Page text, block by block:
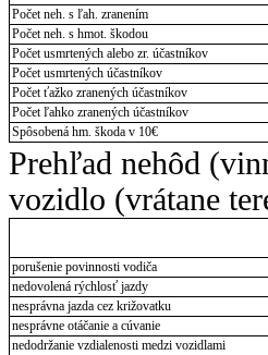
Počet neh. s ľah. zranením
Počet neh. s hmot. škodou
Počet usmrtených alebo zr. účastníkov
Počet usmrtených účastníkov
Počet ťažko zranených účastníkov
Počet ľahko zranených účastníkov
Spôsobená hm. škoda v 10€
Prehľad nehôd
vozidlo (vrátane
porušenie povinnosti vodiča
nedovolená rýchlosť jazdy
nesprávna jazda cez križovatku
nesprávne otáčanie a cúvanie
nedodržanie vzdialenosti medzi vozidlami